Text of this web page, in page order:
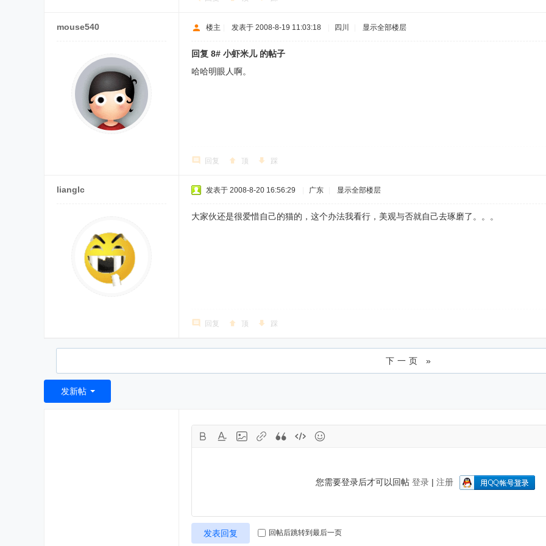
mouse540 楼主 发表于 2008-8-19 11:03:18 四川 显示全部楼层
回复 8# 小虾米儿 的帖子
哈哈明眼人啊。
回复 顶 踩
lianglc 发表于 2008-8-20 16:56:29 广东 显示全部楼层
大家伙还是很爱惜自己的猫的，这个办法我看行，美观与否就自己去琢磨了。。。
回复 顶 踩
下一页 »
发新帖
您需要登录后才可以回帖 登录| 注册
发表回复 回帖后跳转到最后一页